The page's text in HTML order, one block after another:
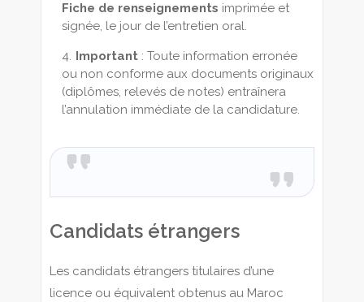
Fiche de renseignements imprimée et
signée, le jour de l’entretien oral.
Important : Toute information erronée
ou non conforme aux documents originaux
(diplômes, relevés de notes) entraînera
l’annulation immédiate de la candidature.
Candidats étrangers
Les candidats étrangers titulaires d’une
licence ou équivalent obtenus au Maroc